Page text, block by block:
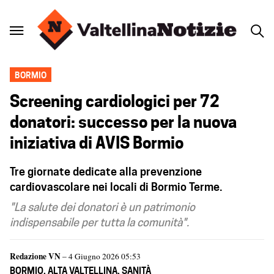
BORMIO
Screening cardiologici per 72
donatori: successo per la nuova
iniziativa di AVIS Bormio
Tre giornate dedicate alla prevenzione
cardiovascolare nei locali di Bormio Terme.
"La salute dei donatori è un patrimonio
indispensabile per tutta la comunità".
Redazione VN– 4 Giugno 2026 05:53
BORMIO, ALTA VALTELLINA, SANITÀ